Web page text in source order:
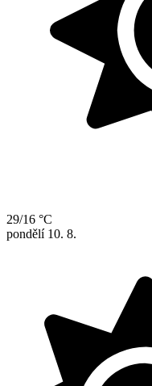
29/16 °C
pondělí 10. 8.